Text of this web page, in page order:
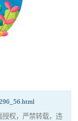
授权，严禁转载，违